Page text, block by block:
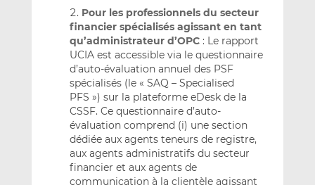
Pour les professionnels du secteur
financier spécialisés agissant en tant
qu’administrateur d’OPC: Le rapport
UCIA est accessible via le questionnaire
d’auto-évaluation annuel des PSF
spécialisés (le « SAQ – Specialised
PFS ») sur la plateforme eDesk de la
CSSF. Ce questionnaire d’auto-
évaluation comprend (i) une section
dédiée aux agents teneurs de registre,
aux agents administratifs du secteur
financier et aux agents de
communication à la clientèle agissant